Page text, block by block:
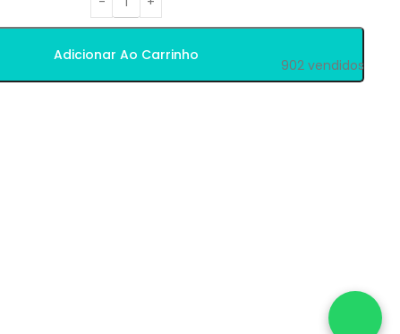
Adicionar Ao Carrinho
902 vendidos